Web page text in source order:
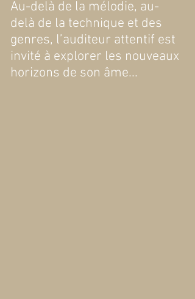
Au-delà de la mélodie, au-
delà de la technique et des
genres, l’auditeur attentif est
invité à explorer les nouveaux
horizons de son âme...